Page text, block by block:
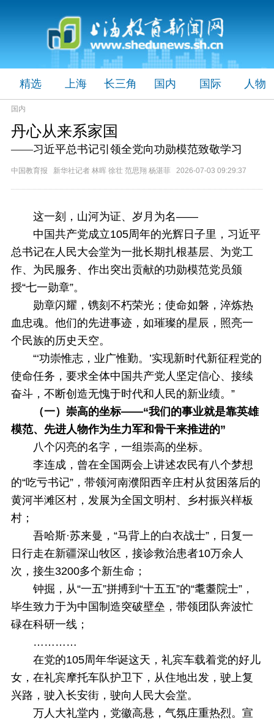
精选 上海 长三角 国内 国际 人物
国内
丹心从来系家国
——习近平总书记引领全党向功勋模范致敬学习
中国教育报 新华社记者 林晖 徐壮 范思翔 杨湛菲 2026-07-03 09:29:37
这一刻，山河为证、岁月为名——
中国共产党成立105周年的光辉日子里，习近平
总书记在人民大会堂为一批长期扎根基层、为党工
作、为民服务、作出突出贡献的功勋模范党员颁
授“七一勋章”。
勋章闪耀，镌刻不朽荣光；使命如磐，淬炼热
血忠魂。他们的先进事迹，如璀璨的星辰，照亮一
个民族的历史天空。
“‘功崇惟志，业广惟勤。’实现新时代新征程党的
使命任务，要求全体中国共产党人坚定信心、接续
奋斗，不断创造无愧于时代和人民的新业绩。”
（一）崇高的坐标——“我们的事业就是靠英雄
模范、先进人物作为生力军和骨干来推进的”
八个闪亮的名字，一组崇高的坐标。
李连成，曾在全国两会上讲述农民有八个梦想
的“吃亏书记”，带领河南濮阳西辛庄村从贫困落后的
黄河半滩区村，发展为全国文明村、乡村振兴样板
村；
吾哈斯·苏来曼，“马背上的白衣战士”，日复一
日行走在新疆深山牧区，接诊救治患者10万余人
次，接生3200多个新生命；
钟掘，从“一五”拼搏到“十五五”的“耄耋院士”，
毕生致力于为中国制造突破壁垒，带领团队奔波忙
碌在科研一线；
…………
在党的105周年华诞这天，礼宾车载着党的好儿
女，在礼宾摩托车队护卫下，从住地出发，驶上复
兴路，驶入长安街，驶向人民大会堂。
万人大礼堂内，党徽高悬，气氛庄重热烈。宣